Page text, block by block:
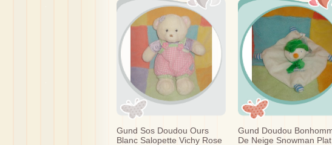
Gund Sos Doudou Ours
Blanc Salopette Vichy Rose
Gund Doudou
De Neige Snowman Plat